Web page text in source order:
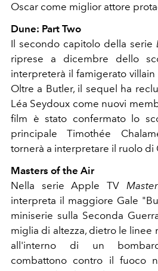
Oscar come miglior attore
Dune: Part Two
Il secondo capitolo della serie
riprese a dicembre dello
interpreterà il famigerato villain
Oltre a Butler, il sequel ha
Léa Seydoux come nuovi
film è stato confermato lo
principale Timothée
tornerà a interpretare il ruolo di
Masters of the Air
Nella serie Apple TV
interpreta il maggiore Gale
miniserie sulla Seconda
miglia di altezza, dietro le linee
all'interno di un
combattono contro il fuoco